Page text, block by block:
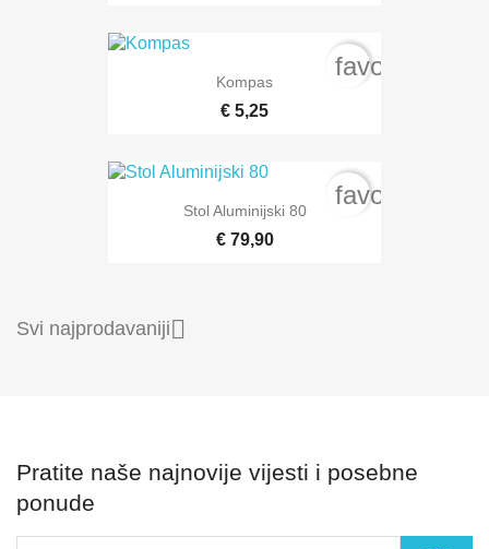
Kompas
€ 5,25
Stol Aluminijski 80
€ 79,90
Svi najprodavaniji
Pratite naše najnovije vijesti i posebne
ponude